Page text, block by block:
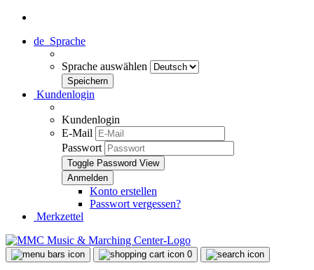
de Sprache
Sprache auswählen
Kundenlogin
Kundenlogin
E-Mail
Passwort
Toggle Password View
Konto erstellen
Passwort vergessen?
Merkzettel
0